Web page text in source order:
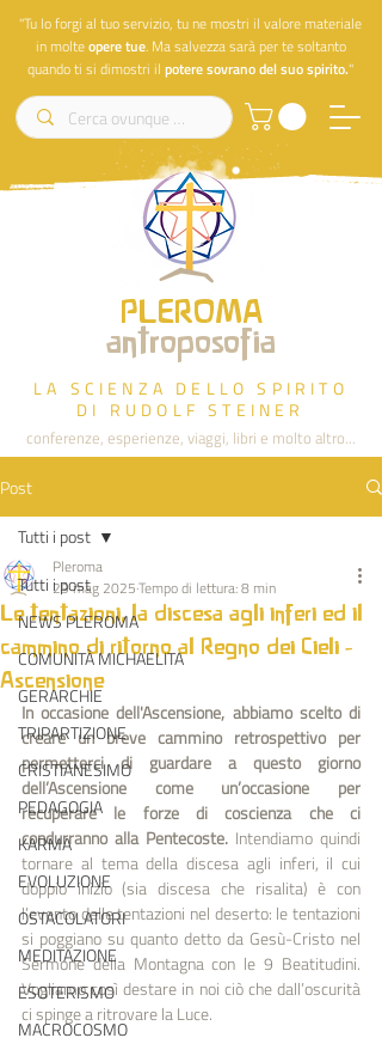
"Tu lo forgi al tuo servizio, tu ne mostri il valore materiale
in molteoperetue. Ma salvezza sarà per te soltanto
quando ti si dimostri il potere sovrano del suo spirito."
PLEROMA
antroposofia
LA SCIENZA DELLO SPIRITO
DI RUDOLF STEINER
conferenze, esperienze, viaggi, libri e molto altro...
Post
Tutti i post
NEWS PLEROMA
COMUNITÀ MICHAELITA
GERARCHIE
TRIPARTIZIONE
CRISTIANESIMO
PEDAGOGIA
KARMA
EVOLUZIONE
OSTACOLATORI
MEDITAZIONE
ESOTERISMO
MACROCOSMO
Tutti i post
Le tentazioni, la discesa agli inferi ed il
cammino di ritorno al Regno dei Cieli -
Ascensione
Pleroma
29 mag 2025Tempo di lettura: 8 min
In occasione dell'Ascensione, abbiamo scelto di
creare un breve cammino retrospettivo per
permetterci di guardare a questo giorno
dell’Ascensione come un’occasione per
recuperare le forze di coscienza che ci
condurranno alla Pentecoste. Intendiamo quindi
tornare al tema della discesa agli inferi, il cui
doppio inizio (sia discesa che risalita) è con
l’evento delle tentazioni nel deserto: le tentazioni
si poggiano su quanto detto da Gesù-Cristo nel
Sermone della Montagna con le 9 Beatitudini.
Vogliamo così destare in noi ciò che dall’oscurità
ci spinge a ritrovare la Luce.